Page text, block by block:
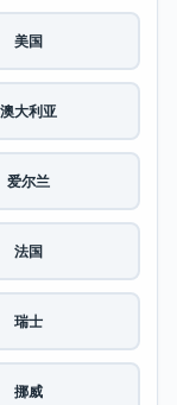
美国
澳大利亚
爱尔兰
法国
瑞士
挪威